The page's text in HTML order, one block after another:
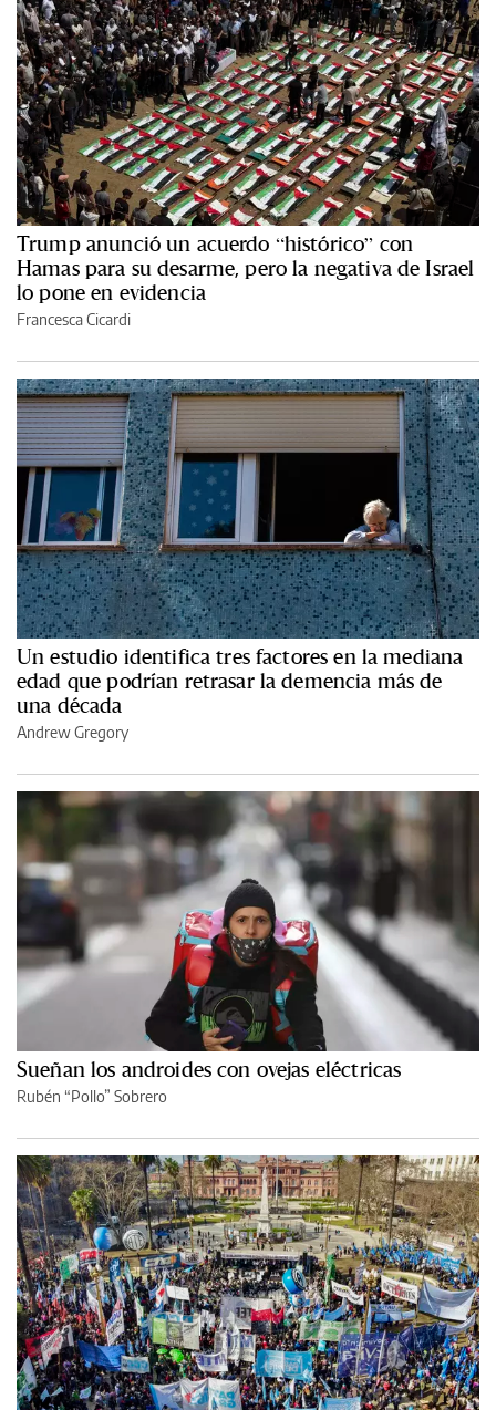
Trump anunció un acuerdo “histórico” con
Hamas para su desarme, pero la negativa de Israel
lo pone en evidencia
Francesca Cicardi
Un estudio identifica tres factores en la mediana
edad que podrían retrasar la demencia más de
una década
Andrew Gregory
Sueñan los androides con ovejas eléctricas
Rubén “Pollo” Sobrero